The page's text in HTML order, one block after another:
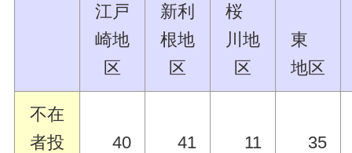
江戸
崎地
区
新利
根地
区
桜
川地
区
東
地区
不在
者投
40 41 11 35